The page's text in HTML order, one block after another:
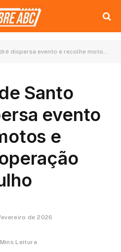
e recolhe motos e carros em operação contra barulho
Santo
evento
e
de 2026
Leitura